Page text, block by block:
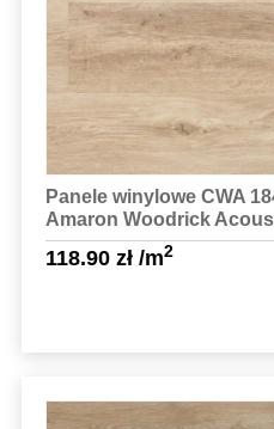
Panele winylowe CWA
Amaron Woodrick
118.90 zł/m2